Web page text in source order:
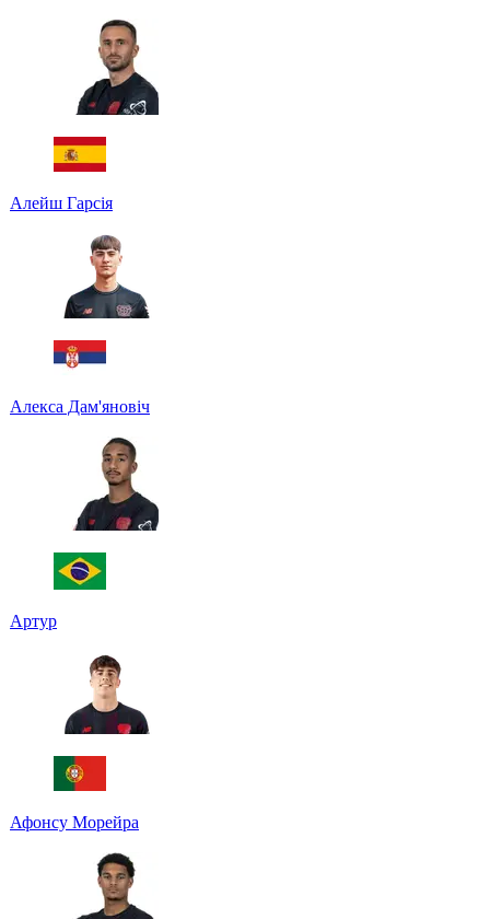
Алейш Гарсія
Алекса Дам'яновіч
Артур
Афонсу Морейра